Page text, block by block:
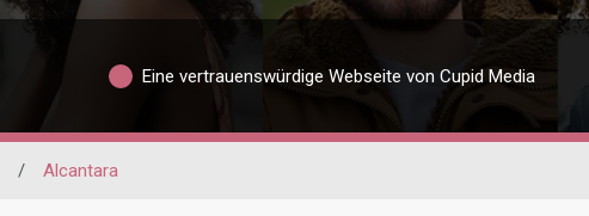
Eine vertrauenswürdige Webseite von Cupid Media
/ Alcantara